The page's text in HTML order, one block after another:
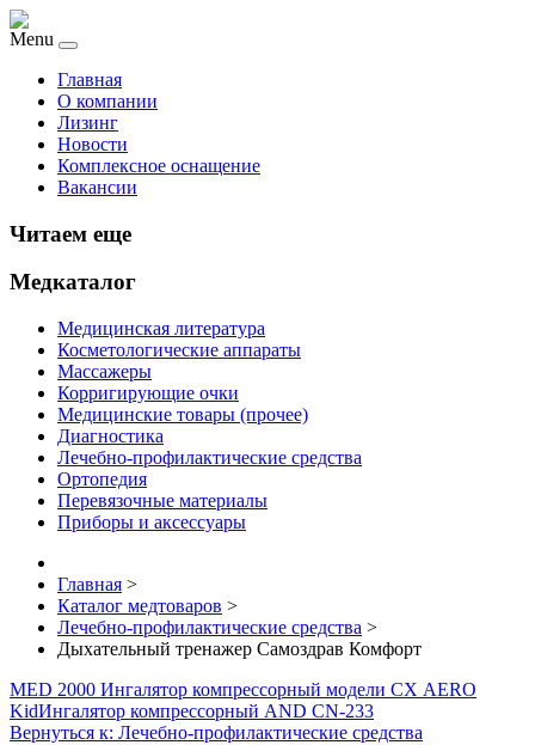
Menu
Главная
О компании
Лизинг
Новости
Комплексное оснащение
Вакансии
Читаем еще
Медкаталог
Медицинская литература
Косметологические аппараты
Массажеры
Корригирующие очки
Медицинские товары (прочее)
Диагностика
Лечебно-профилактические средства
Ортопедия
Перевязочные материалы
Приборы и аксессуары
Главная >
Каталог медтоваров >
Лечебно-профилактические средства >
Дыхательный тренажер Самоздрав Комфорт
MED 2000 Ингалятор компрессорный модели СХ AERO
KidИнгалятор компрессорный AND CN-233
Вернуться к: Лечебно-профилактические средства